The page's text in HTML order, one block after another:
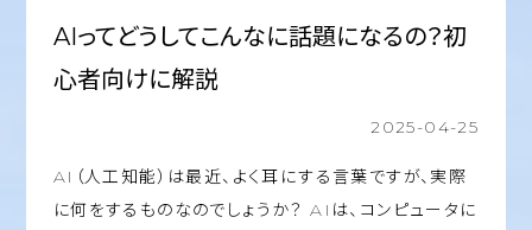
AIってどうしてこんなに話題になるの？初
心者向けに解説
2025-04-25
AI（人工知能）は最近、よく耳にする言葉ですが、実際
に何をするものなのでしょうか？ AIは、コンピュータに